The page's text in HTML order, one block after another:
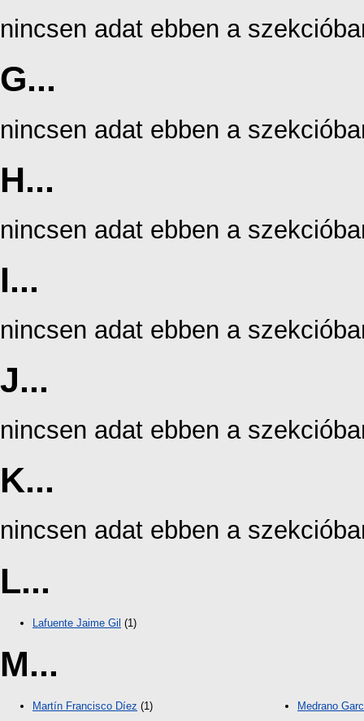
nincsen adat ebben a
G...
nincsen adat ebben a
H...
nincsen adat ebben a
I...
nincsen adat ebben a
J...
nincsen adat ebben a
K...
nincsen adat ebben a
L...
Lafuente Jaime Gil (1)
M...
Martín Francisco Díez (1) Medrano